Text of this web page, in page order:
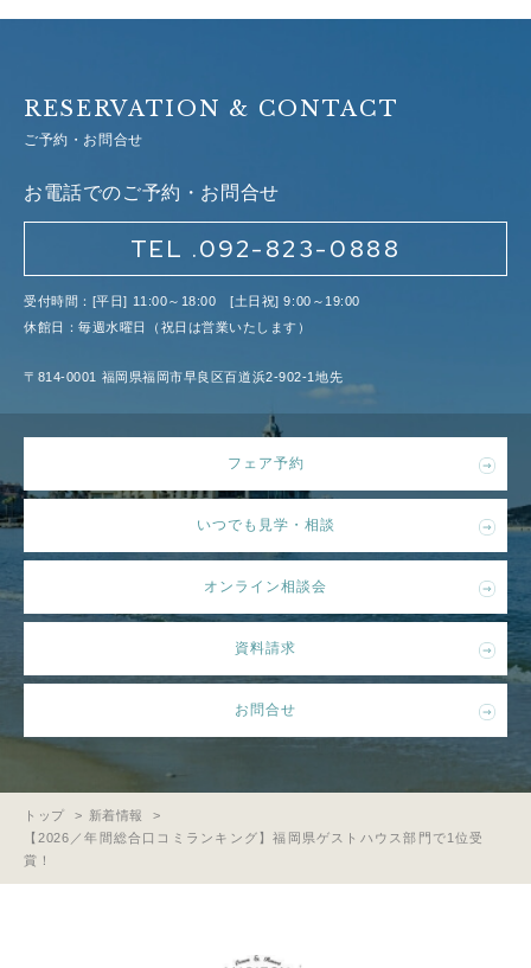
RESERVATION & CONTACT
ご予約・お問合せ
フェア予約
いつでも見学・相談
オンライン相談会
資料請求
お問合せ
お電話でのご予約・お問合せ
TEL .092-823-0888
受付時間：[平日] 11:00～18:00 [土日祝] 9:00～19:00
休館日：毎週水曜日（祝日は営業いたします）
〒814-0001 福岡県福岡市早良区百道浜2-902-1地先
トップ
新着情報
【2026／年間総合口コミランキング】福岡県ゲストハウス部門で1位受
賞！